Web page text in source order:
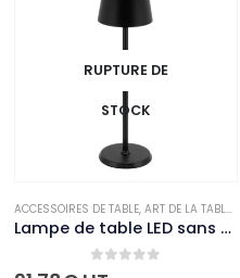
BOUGIES ET PHOTOPHORES, NON-PALETTISABLE
RUPTURE DE
STOCK
ACCESSOIRES DE TABLE,ART DE LA TABLE
Lampe de table LED sans fil noire à intensité variable Securit Feline avec câble de chargement magnétique